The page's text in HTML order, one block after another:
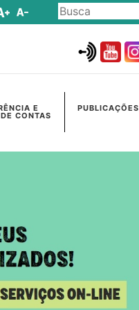
E
CONTAS
PUBLICAÇÕES